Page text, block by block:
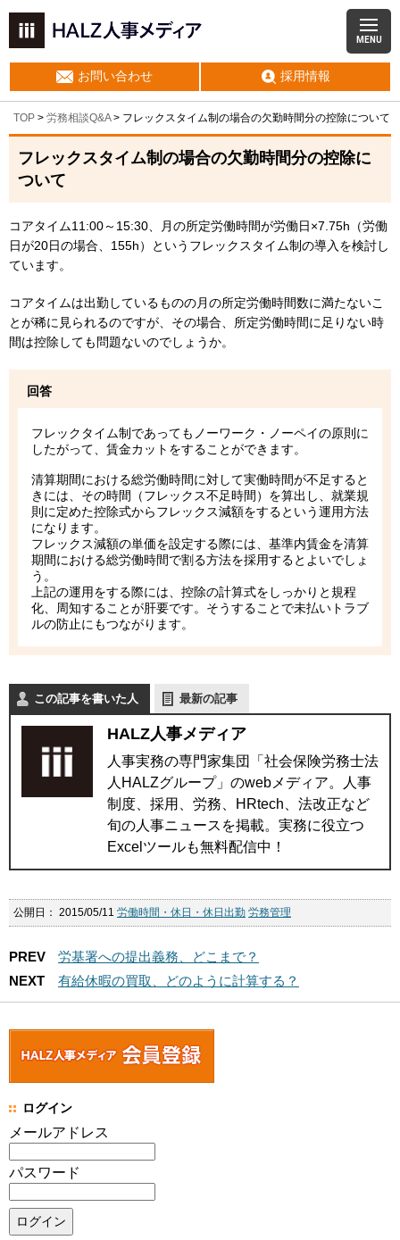
MENU
お問い合わせ 採用情報
TOP > 労務相談Q&A> フレックスタイム制の場合の欠勤時間分の控除について
フレックスタイム制の場合の欠勤時間分の控除に
ついて
コアタイム11:00～15:30、月の所定労働時間が労働日×7.75h（労働
日が20日の場合、155h）というフレックスタイム制の導入を検討し
ています。
コアタイムは出勤しているものの月の所定労働時間数に満たないこ
とが稀に見られるのですが、その場合、所定労働時間に足りない時
間は控除しても問題ないのでしょうか。
回答
フレックタイム制であってもノーワーク・ノーペイの原則に
したがって、賃金カットをすることができます。
清算期間における総労働時間に対して実働時間が不足すると
きには、その時間（フレックス不足時間）を算出し、就業規
則に定めた控除式からフレックス減額をするという運用方法
になります。
フレックス減額の単価を設定する際には、基準内賃金を清算
期間における総労働時間で割る方法を採用するとよいでしょ
う。
上記の運用をする際には、控除の計算式をしっかりと規程
化、周知することが肝要です。そうすることで未払いトラブ
ルの防止にもつながります。
この記事を書いた人 最新の記事
HALZ人事メディア
人事実務の専門家集団「社会保険労務士法
人HALZグループ」のwebメディア。人事
制度、採用、労務、HRtech、法改正など
旬の人事ニュースを掲載。実務に役立つ
Excelツールも無料配信中！
公開日： 2015/05/11 労働時間・休日・休日出勤 労務管理
PREV
労基署への提出義務、どこまで？
NEXT
有給休暇の買取、どのように計算する？
ログイン
メールアドレス
パスワード